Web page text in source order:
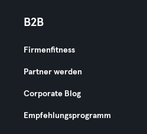
B2B
Firmenfitness
Partner werden
Corporate Blog
Empfehlungsprogramm